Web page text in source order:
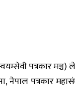
पत्रकार
पत्रकार